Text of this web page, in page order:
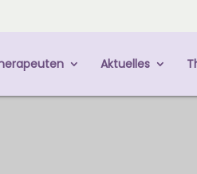
Aktuelles